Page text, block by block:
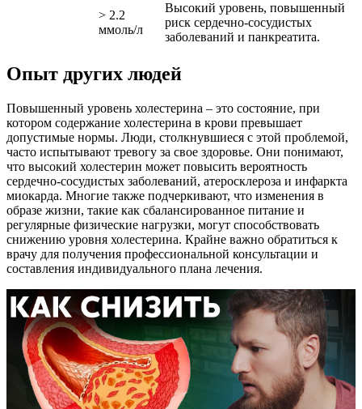
> 2.2
ммоль/л
Высокий уровень, повышенный
риск сердечно-сосудистых
заболеваний и панкреатита.
Опыт других людей
Повышенный уровень холестерина – это состояние, при
котором содержание холестерина в крови превышает
допустимые нормы. Люди, столкнувшиеся с этой проблемой,
часто испытывают тревогу за свое здоровье. Они понимают,
что высокий холестерин может повысить вероятность
сердечно-сосудистых заболеваний, атеросклероза и инфаркта
миокарда. Многие также подчеркивают, что изменения в
образе жизни, такие как сбалансированное питание и
регулярные физические нагрузки, могут способствовать
снижению уровня холестерина. Крайне важно обратиться к
врачу для получения профессиональной консультации и
составления индивидуального плана лечения.